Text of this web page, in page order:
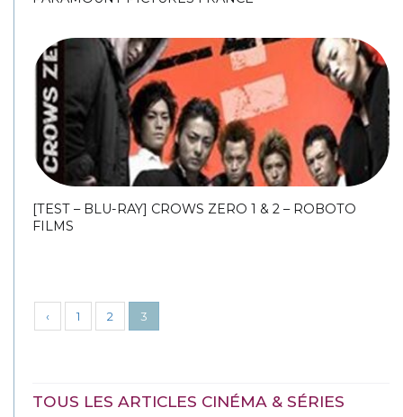
[TEST – BLU-RAY] CROWS ZERO 1 & 2 – ROBOTO
FILMS
‹ 1 2 3
TOUS LES ARTICLES CINÉMA & SÉRIES